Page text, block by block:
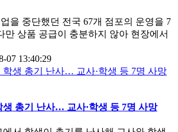
을 중단했던 전국 67개 점포의 운영을 7
만 상품 공급이 충분하지 않아 현장에서
07 13:40:29
생 총기 난사… 교사·학생 등 7명 사망